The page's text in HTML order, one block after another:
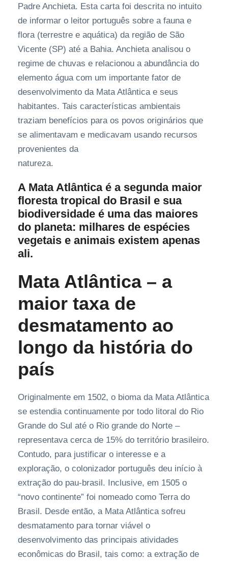
Padre Anchieta. Esta carta foi descrita no intuito
de informar o leitor português sobre a fauna e
flora (terrestre e aquática) da região de São
Vicente (SP) até a Bahia. Anchieta analisou o
regime de chuvas e relacionou a abundância do
elemento água com um importante fator de
desenvolvimento da Mata Atlântica e seus
habitantes. Tais características ambientais
traziam benefícios para os povos originários que
se alimentavam e medicavam usando recursos
provenientes da
natureza.
A Mata Atlântica é a segunda maior
floresta tropical do Brasil e sua
biodiversidade é uma das maiores
do planeta: milhares de espécies
vegetais e animais existem apenas
ali.
Mata Atlântica – a
maior taxa de
desmatamento ao
longo da história do
país
Originalmente em 1502, o bioma da Mata Atlântica
se estendia continuamente por todo litoral do Rio
Grande do Sul até o Rio grande do Norte –
representava cerca de 15% do território brasileiro.
Contudo, para justificar o interesse e a
exploração, o colonizador português deu início à
extração do pau-brasil. Inclusive, em 1505 o
“novo continente” foi nomeado como Terra do
Brasil. Desde então, a Mata Atlântica sofreu
desmatamento para tornar viável o
desenvolvimento das principais atividades
econômicas do Brasil, tais como: a extração de